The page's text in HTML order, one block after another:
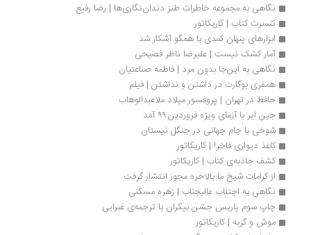
نگاهی به مجموعه خاطرات طنز دندان‌نگاری‌ها | رضا رفیع
کنسرت کتاب | کاریکاتور
ابزارهای پنهان کمدی با همگو آشکار شد
آمار کشک نیست | علیرضا ناظر فصیحی
نگاهی به این‌جا بدون مرد | فاطمه صناعتیان
همفری بوگارت در داشتن و نداشتن | فیلم
حافظ در تهران | پروفسور میلاد ملاعبدالوهاب
جین ایر با آزمای ویژه فروردین ۹۹ آمد
شوخی با جام جهانی در جنگل نیستان
کاغذ دیواری فاخر! | کاریکاتور
کشف جاذبه‌ی کتاب | کاریکاتور
از کرامات شیخ ما بالاخره مجوز انتشار گرفت
نگاهی به اجتناب عالیجناب | زهره مسکنی
چاپ سوم پاریس جشن بیکران با ترجمه‌ی غبرایی
موش و گربه | کاریکاتور